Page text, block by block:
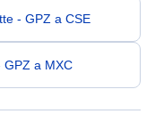
- GPZ a CSE
GPZ a MXC